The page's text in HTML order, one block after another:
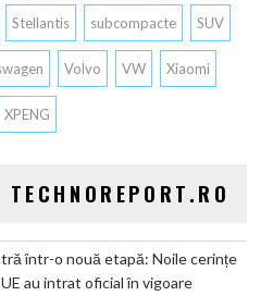
Stellantis subcompacte SUV
Volvo VW Xiaomi
XPENG
într-o nouă etapă: Noile cerințe
au intrat oficial în vigoare